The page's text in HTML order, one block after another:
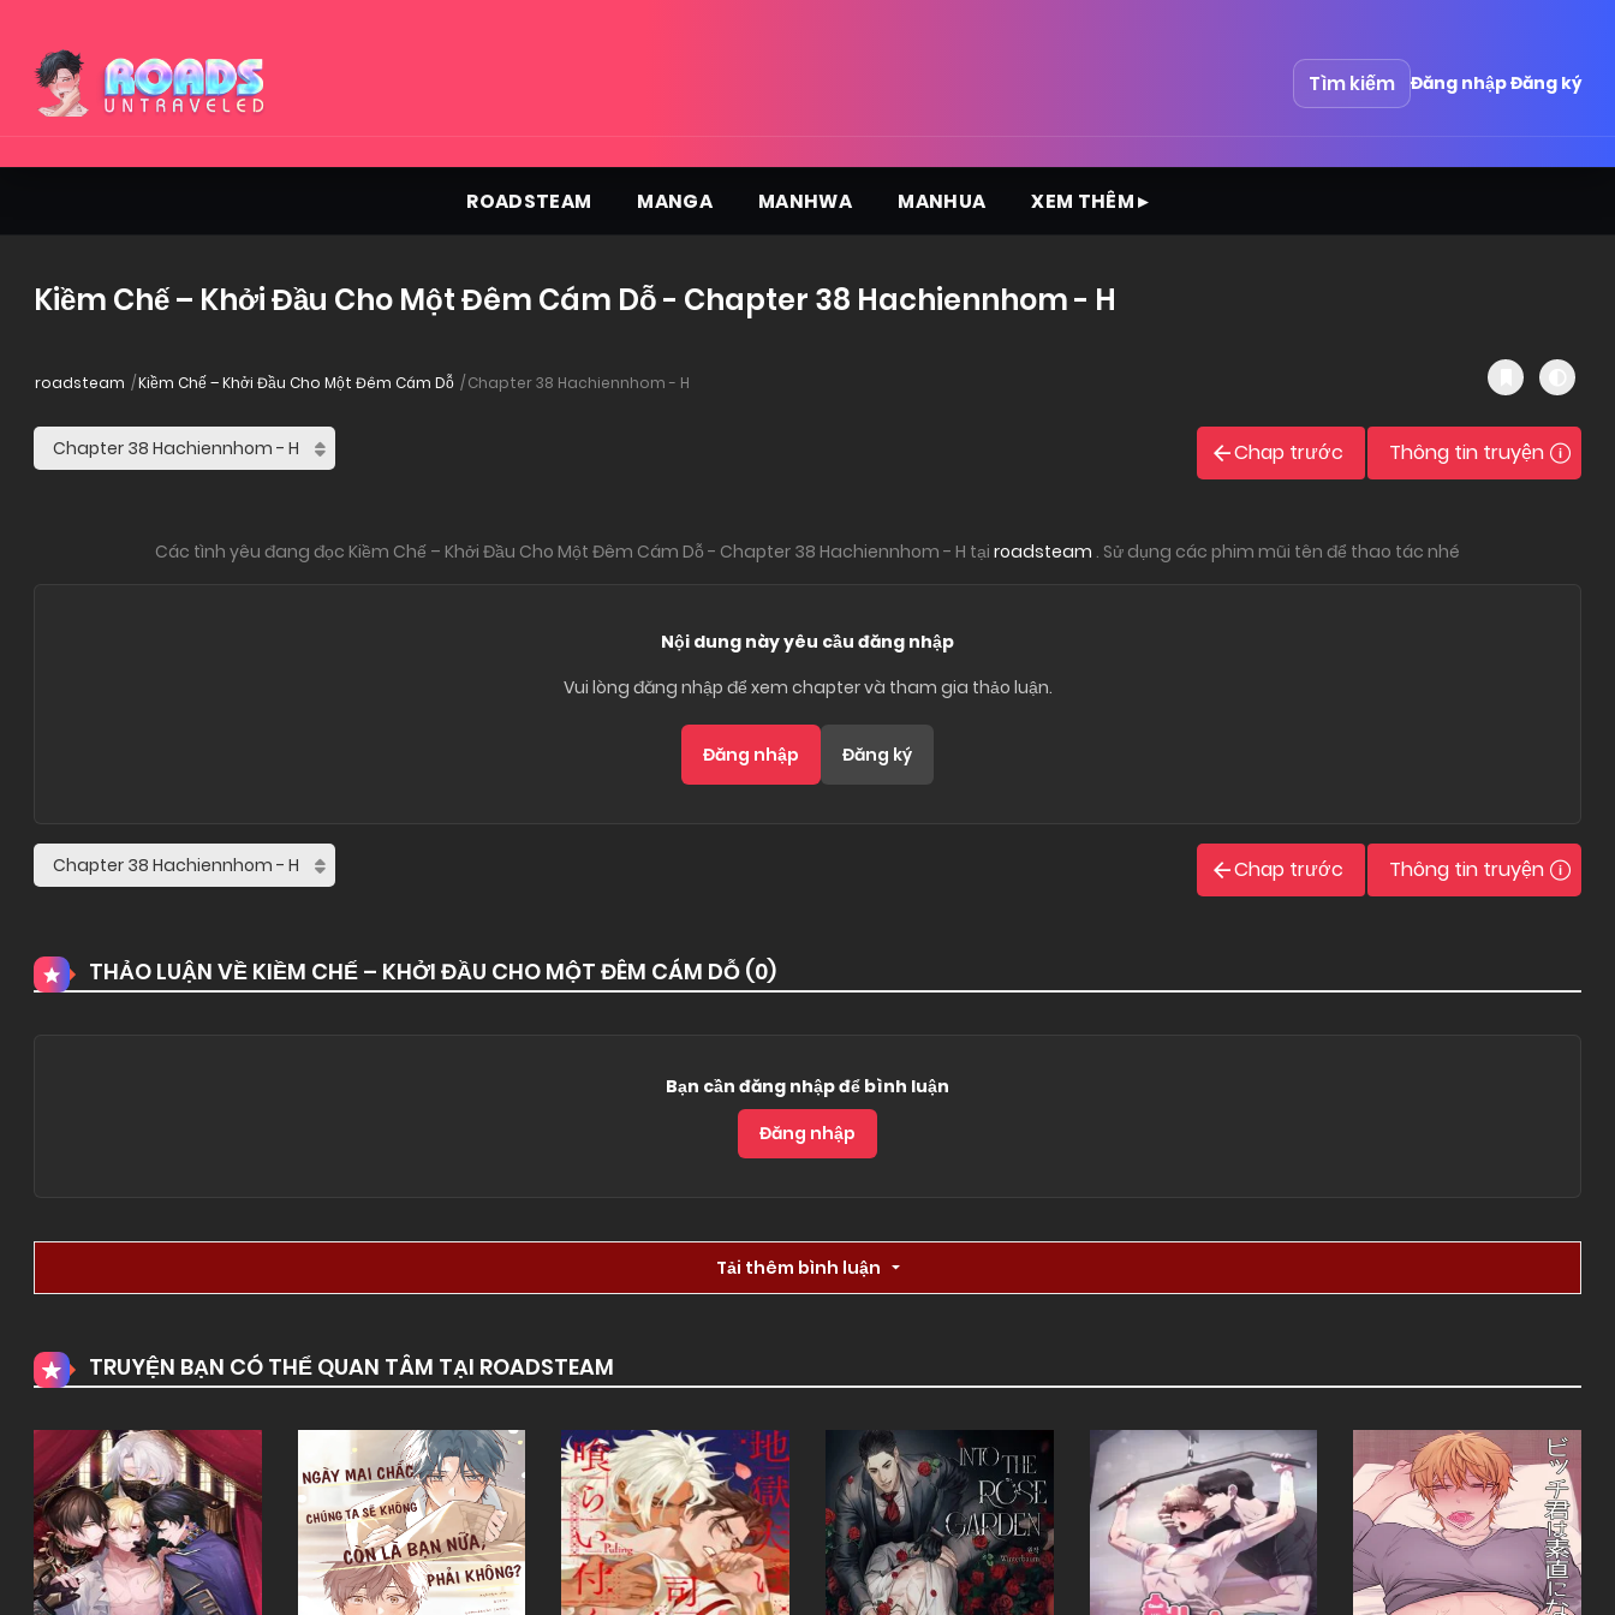
Tìm kiếm Đăng nhậpĐăng ký
ROADSTEAM MANGA MANHWA MANHUA XEM THÊM ▸
Kiềm Chế – Khởi Đầu Cho Một Đêm Cám Dỗ - Chapter 38 Hachiennhom - H
roadsteam Kiềm Chế – Khởi Đầu Cho Một Đêm Cám Dỗ Chapter 38 Hachiennhom - H
Chap trước Thông tin truyện
Các tình yêu đang đọc Kiềm Chế – Khởi Đầu Cho Một Đêm Cám Dỗ - Chapter 38 Hachiennhom - H tại roadsteam . Sử dụng các phim mũi tên để thao tác nhé
Nội dung này yêu cầu đăng nhập
Vui lòng đăng nhập để xem chapter và tham gia thảo luận.
Đăng nhập Đăng ký
Chap trước Thông tin truyện
THẢO LUẬN VỀ KIỀM CHẾ – KHỞI ĐẦU CHO MỘT ĐÊM CÁM DỖ (0)
Bạn cần đăng nhập để bình luận
Đăng nhập
Tải thêm bình luận
TRUYỆN BẠN CÓ THỂ QUAN TÂM TẠI ROADSTEAM